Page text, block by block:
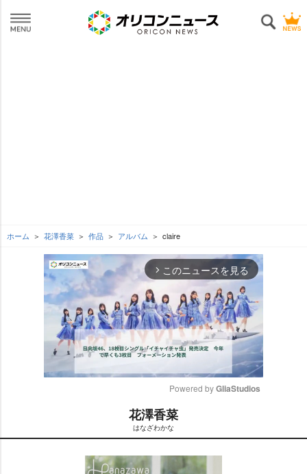
ホーム 花澤香菜 作品 アルバム claire
arrow_forward_ios このニュースを見る
t
e
Powered by GliaStudios
花澤香菜
はなざわかな